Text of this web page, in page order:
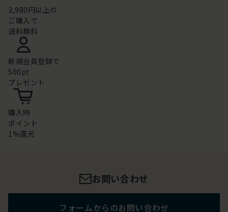
3,980円以上の
ご購入で
送料無料
新規会員登録で
500pt
プレゼント
購入時
ポイント
1%還元
お問い合わせ
フォームからのお問い合わせ